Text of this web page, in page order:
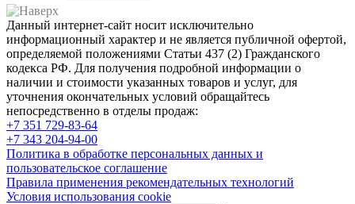
Данный интернет-сайт носит исключительно
информационный характер и не является публичной офертой,
определяемой положениями Статьи 437 (2) Гражданского
кодекса РФ. Для получения подробной информации о
наличии и стоимости указанных товаров и услуг, для
уточнения окончательных условий обращайтесь
непосредственно в отделы продаж:
+7 351 729-83-64
+7 343 204-94-00
Политика в обработке персональных данных и
пользовательское соглашение
Правила применения рекомендательных технологий
Условия использования cookie